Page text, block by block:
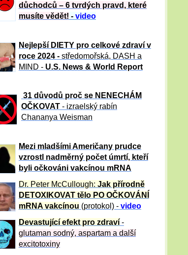
důchodců – 6 tvrdých pravd, které
musíte vědět! - video
Nejlepší DIETY pro celkové zdraví v
roce 2024 - středomořská, DASH a
MIND - U.S. News & World Report
31 důvod ů proč se NENECHÁM
OČKOVAT - izraelský rabín
Chananya Weisman
Mezi mladšími Američany prudce
vzrostl nadměrný počet úmrtí, kteří
byli očkováni vakcínou mRNA
Dr. Peter McCullough: Jak přírodně
DETOXIKOVAT tělo PO OČKOVÁNÍ
mRNA vakcínou (protokol) - video
Devastující efekt pro zdraví-
glutaman sodný, aspartam a další
excitotoxiny